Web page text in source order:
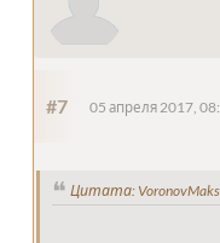
#7 05 апреля 2017,
Цитата: